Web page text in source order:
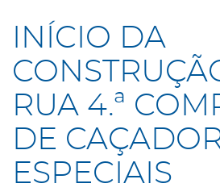
INÍCIO DA
RUA 4.ª
DE
ESPECIAIS